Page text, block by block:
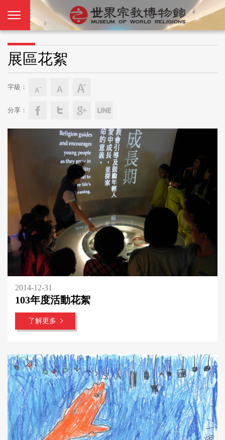
展區花絮
字級：
分享：
2014-12-31
103年度活動花絮
了解更多